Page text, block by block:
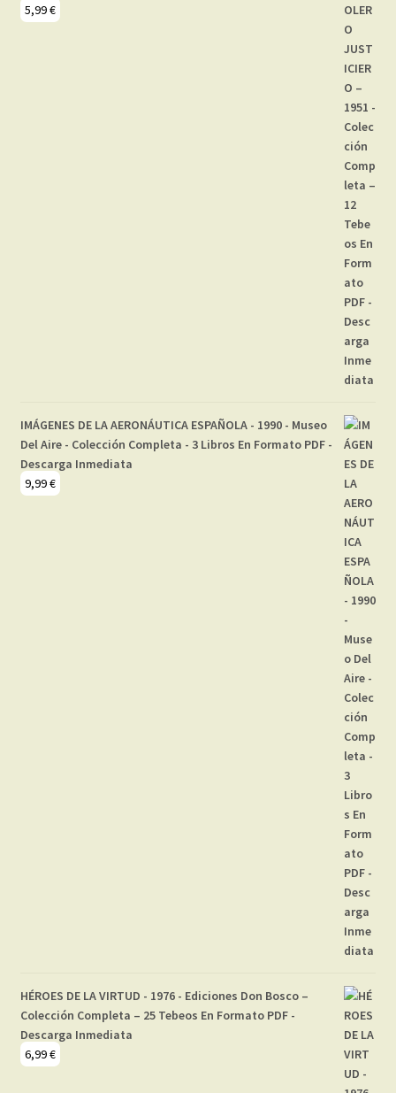
5,99€
IMÁGENES DE LA AERONÁUTICA ESPAÑOLA - 1990 - Museo
Del Aire - Colección Completa - 3 Libros En Formato PDF -
Descarga Inmediata
9,99€
HÉROES DE LA VIRTUD - 1976 - Ediciones Don Bosco –
Colección Completa – 25 Tebeos En Formato PDF -
Descarga Inmediata
6,99€